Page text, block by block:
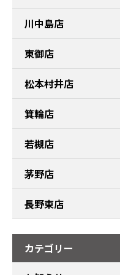
川中島店
東御店
松本村井店
箕輪店
若槻店
茅野店
長野東店
カテゴリー